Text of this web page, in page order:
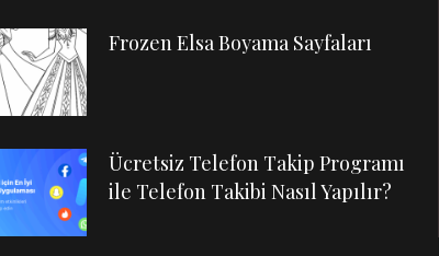
Frozen Elsa Boyama Sayfaları
Ücretsiz Telefon Takip Programı
ile Telefon Takibi Nasıl Yapılır?